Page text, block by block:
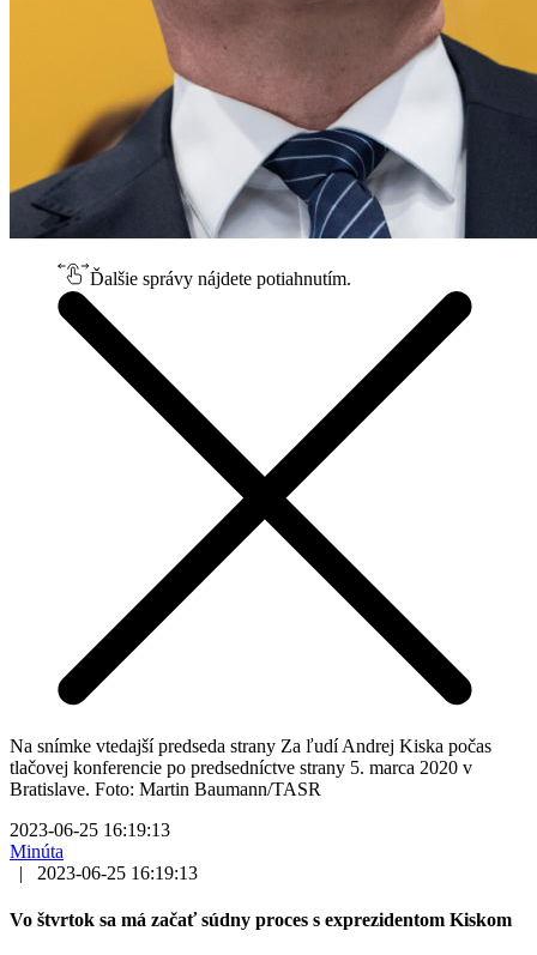
Ďalšie správy nájdete potiahnutím.
Na snímke vtedajší predseda strany Za ľudí Andrej Kiska počas
tlačovej konferencie po predsedníctve strany 5. marca 2020 v
Bratislave. Foto: Martin Baumann/TASR
2023-06-25 16:19:13
Minúta
|
2023-06-25 16:19:13
Vo štvrtok sa má začať súdny proces s exprezidentom Kiskom